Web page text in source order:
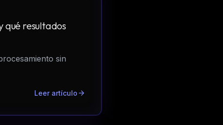
qué resultados
sin
Leer artículo arrow_forward